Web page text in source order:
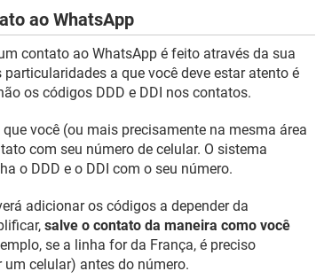
ao WhatsApp
contato ao WhatsApp é feito através da sua
a que você deve estar atento é
os códigos DDD e DDI nos contatos.
você (ou mais precisamente na mesma área
com seu número de celular. O sistema
o DDD e o DDI com o seu número.
adicionar os códigos a depender da
salve o contato da maneira como você
se a linha for da França, é preciso
celular) antes do número.